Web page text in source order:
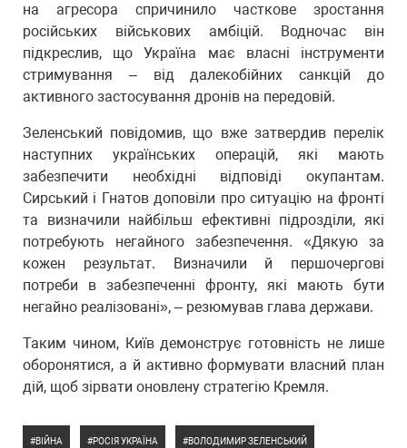
на агресора спричинило часткове зростання
російських військових амбіцій. Водночас він
підкреслив, що Україна має власні інструменти
стримування – від далекобійних санкцій до
активного застосування дронів на передовій.
Зеленський повідомив, що вже затвердив перелік
наступних українських операцій, які мають
забезпечити необхідні відповіді окупантам.
Сирський і Гнатов доповіли про ситуацію на фронті
та визначили найбільш ефективні підрозділи, які
потребують негайного забезпечення. «Дякую за
кожен результат. Визначили й першочергові
потреби в забезпеченні фронту, які мають бути
негайно реалізовані», – резюмував глава держави.
Таким чином, Київ демонструє готовність не лише
оборонятися, а й активно формувати власний план
дій, щоб зірвати оновлену стратегію Кремля.
ВІЙНА РОСІЯ УКРАЇНА ВОЛОДИМИР ЗЕЛЕНСЬКИЙ